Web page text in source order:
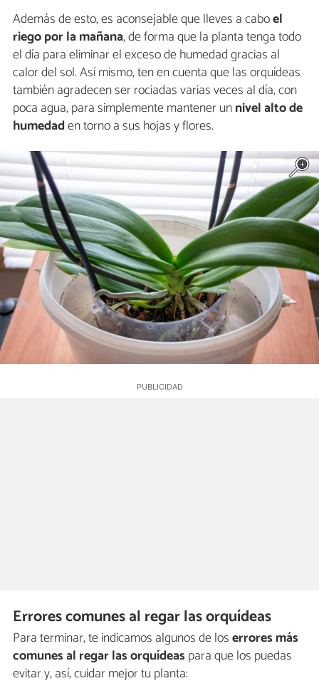
Además de esto, es aconsejable que lleves a caboel
riego por la mañana, de forma que la planta tenga todo
el día para eliminar el exceso de humedad gracias al
calor del sol. Así mismo, ten en cuenta que las orquídeas
también agradecen ser rociadas varias veces al día, con
poca agua, para simplemente mantener unnivel alto de
humedaden torno a sus hojas y flores.
Errores comunes al regar las orquídeas
Para terminar, te indicamos algunos de loserrores más
comunes al regar las orquídeas para que los puedas
evitar y, así, cuidar mejor tu planta: